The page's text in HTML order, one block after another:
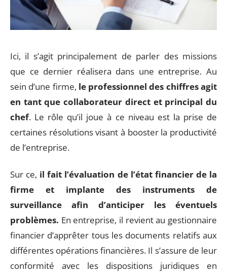
Ici, il s’agit principalement de parler des missions
que ce dernier réalisera dans une entreprise. Au
sein d’une firme, le professionnel des chiffres agit
en tant que collaborateur direct et principal du
chef. Le rôle qu’il joue à ce niveau est la prise de
certaines résolutions visant à booster la productivité
de l’entreprise.
Sur ce, il fait l’évaluation de l’état financier de la
firme et implante des instruments de
surveillance afin d’anticiper les éventuels
problèmes. En entreprise, il revient au gestionnaire
financier d’apprêter tous les documents relatifs aux
différentes opérations financières. Il s’assure de leur
conformité avec les dispositions juridiques en